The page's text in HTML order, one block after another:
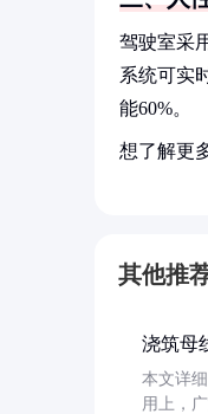
驾驶室采
系统可实
能60%。
想了解更
其他推
浇筑母
本文详
用上，